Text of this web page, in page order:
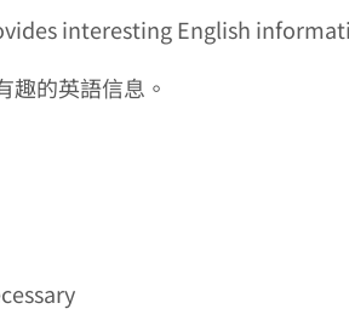
interesting English
趣的英語信息。